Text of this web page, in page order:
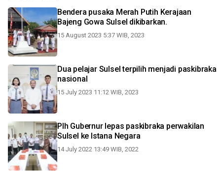
Bendera pusaka Merah Putih Kerajaan
Bajeng Gowa Sulsel dikibarkan.
15 August 2023 5:37 WIB, 2023
Dua pelajar Sulsel terpilih menjadi paskibraka
nasional
15 July 2023 11:12 WIB, 2023
Plh Gubernur lepas paskibraka perwakilan
Sulsel ke Istana Negara
14 July 2022 13:49 WIB, 2022